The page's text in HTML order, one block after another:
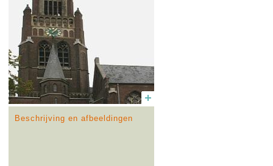
Beschrijving en afbeeldingen